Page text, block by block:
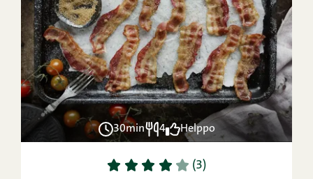
30min 4 Helppo
1 2 3 4 5 (3)